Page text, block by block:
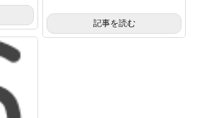
記事を読む